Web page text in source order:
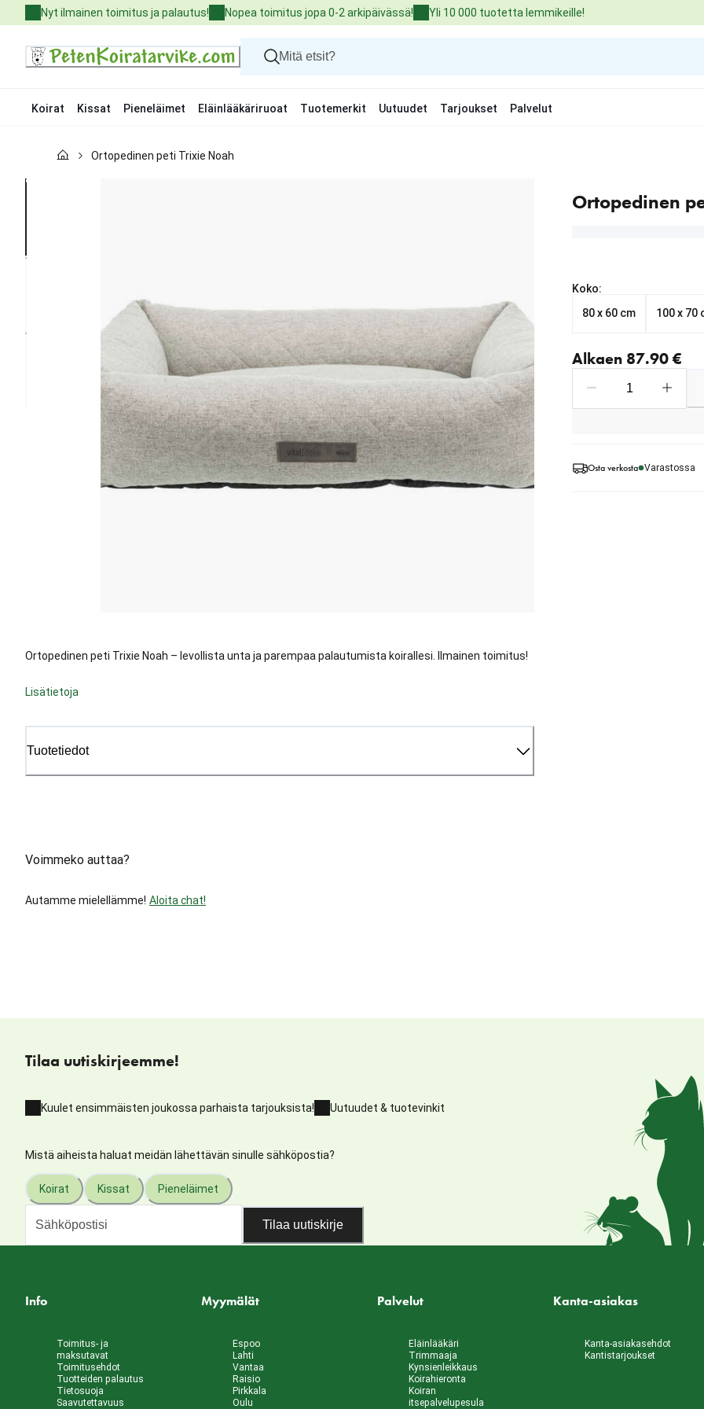
to
Nyt ilmainen toimitus ja palautus! Nopea toimitus jopa 0-2 arkipäivässä! Yli 10 000 tuotetta lemmikeille!
Koirat Kissat Pieneläimet Eläinlääkäriruoat Tuotemerkit Uutuudet Tarjoukset Palvelut
Kissat
Ortopedinen peti Trixie Noah
Ortopedinen
Ortopedinen peti Trixie Noah – levollista unta ja parempaa palautumista koirallesi. Ilmainen toimitus!
Lisätietoja
Tuotetiedot
Voimmeko auttaa?
Autamme mielellämme! Aloita chat!
Koko:
80 x 60 cm
100 x 70
Alkaen 87.90 €
Osta verkosta Varastossa
Tilaa uutiskirjeemme!
Kuulet ensimmäisten joukossa parhaista tarjouksista! Uutuudet & tuotevinkit
Mistä aiheista haluat meidän lähettävän sinulle sähköpostia?
Koirat Kissat Pieneläimet
Tilaa uutiskirje
Info
Toimitus- ja
maksutavat
Toimitusehdot
Tuotteiden palautus
Tietosuoja
Saavutettavuus
Myymälät
Espoo
Lahti
Vantaa
Raisio
Pirkkala
Oulu
Palvelut
Eläinlääkäri
Trimmaaja
Kynsienleikkaus
Koirahieronta
Koiran
itsepalvelupesula
Kanta-asiakas
Kanta-asiakasehdot
Kantistarjoukset